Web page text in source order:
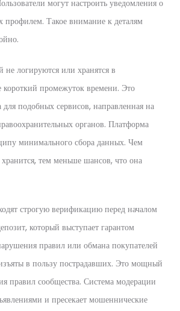
могут настроить уведомления о
профилем. Такое внимание к деталям
не логируются или хранятся в
промежуток времени. Это
для подобных сервисов, направленная на
органов. Платформа
минимального сбора данных. Чем
тем меньше шансов, что она
строгую верификацию перед началом
который выступает гарантом
правил или обмана покупателей
в пользу пострадавших. Это мощный
правил сообщества. Система модерации
и пресекает мошеннические